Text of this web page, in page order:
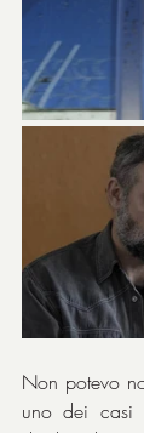
Non potevo
uno dei casi